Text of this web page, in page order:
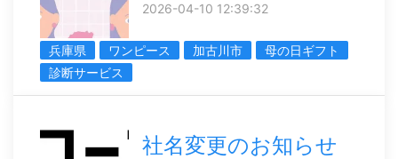
2026-04-10 12:39:32
兵庫県 ワンピース 加古川市
母の日ギフト
診断サービス
社名変更のお知らせ